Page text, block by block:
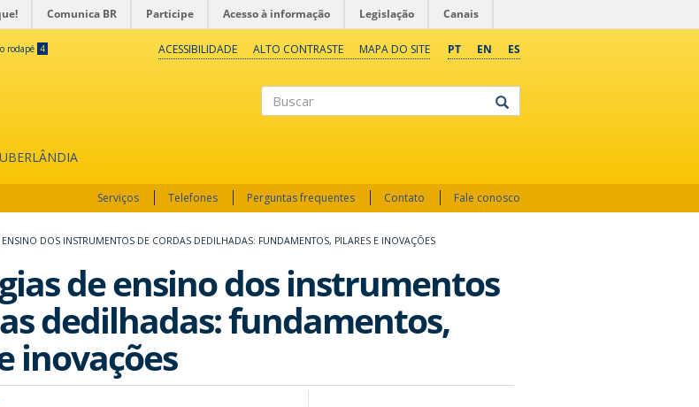
Comunica BR Participe Acesso à informação Legislação Canais
rodapé 4 PT EN ES
ACESSIBILIDADE ALTO CONTRASTE MAPA DO SITE
Serviços Telefones Perguntas frequentes Contato Fale conosco
DOS INSTRUMENTOS DE CORDAS DEDILHADAS: FUNDAMENTOS, PILARES E INOVAÇÕES
de ensino dos instrumentos
dedilhadas: fundamentos,
inovações